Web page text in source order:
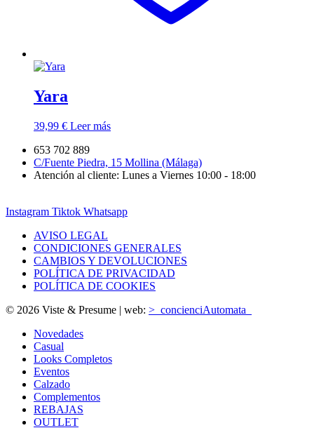
Yara
39,99 € Leer más
653 702 889
C/Fuente Piedra, 15 Mollina (Málaga)
Atención al cliente: Lunes a Viernes 10:00 - 18:00
Instagram Tiktok Whatsapp
AVISO LEGAL
CONDICIONES GENERALES
CAMBIOS Y DEVOLUCIONES
POLÍTICA DE PRIVACIDAD
POLÍTICA DE COOKIES
© 2026 Viste & Presume | web: >_concienciAutomata_
Novedades
Casual
Looks Completos
Eventos
Calzado
Complementos
REBAJAS
OUTLET